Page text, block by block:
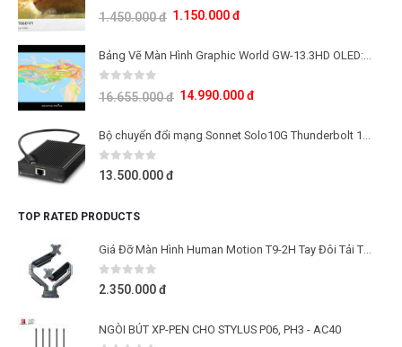
0 out of 5
1.450.000đ 1.150.000đ
Bảng Vẽ Màn Hình Graphic World GW-13.3HD OLED: Công Nghệ Màn Hình OLED Thế Hệ Mới
0 out of 5
16.655.000đ 14.990.000đ
Bộ chuyển đổi mạng Sonnet Solo10G Thunderbolt 10Gb
0out of 5
13.500.000đ
TOP RATED PRODUCTS
Giá Đỡ Màn Hình Human Motion T9-2H Tay Đôi Tải Trọng 15+15kg
0 out of 5
2.350.000đ
NGÒI BÚT XP-PEN CHO STYLUS P06, PH3 - AC40